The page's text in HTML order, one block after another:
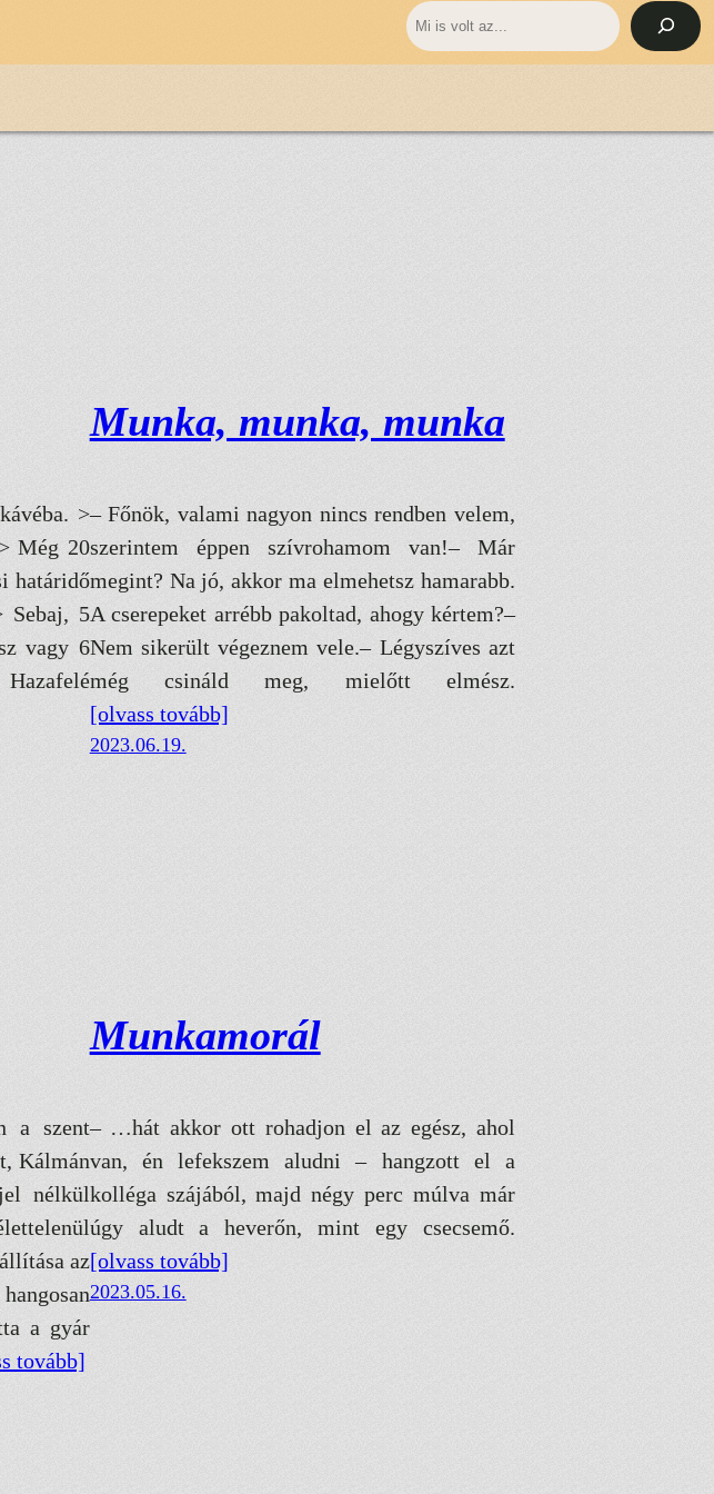
Keresés
>
Még 20
határidő
Sebaj, 5
vagy 6
Munka, munka, munka
– Főnök, valami nagyon nincs rendben velem,
szerintem éppen szívrohamom van!– Már
megint? Na jó, akkor ma elmehetsz hamarabb.
A cserepeket arrébb pakoltad, ahogy kértem?–
Nem sikerült végeznem vele.– Légyszíves azt
még csináld meg, mielőtt elmész.
[olvass tovább]
2023.06.19.
a szent
Kálmán
nélkül
az
a gyár
tovább]
Munkamorál
– …hát akkor ott rohadjon el az egész, ahol
van, én lefekszem aludni – hangzott el a
kolléga szájából, majd négy perc múlva már
úgy aludt a heverőn, mint egy csecsemő.
[olvass tovább]
2023.05.16.